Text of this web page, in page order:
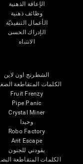
الإعاقة الذهنية
وظائف ذهنية
الأعمال التنفيذيّة
الإدراك الحسى
الانتباه
الشطرنج اون لاين
الكلمات المتقاطعة
Fruit Frenzy
Pipe Panic
Crystal Miner
وحيدا
Robo Factory
Ant Escape
يقودني للجنون
الكلمات المتقاطعة